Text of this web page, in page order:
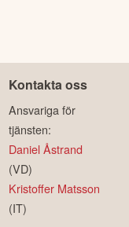
Kontakta oss
Ansvariga för
tjänsten:
Daniel Åstrand
(VD)
Kristoffer Matsson
(IT)